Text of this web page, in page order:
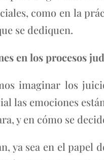
como en la
se dediquen.
en los procesos
imaginar los
las emociones
y en cómo se
ya sea en el papel